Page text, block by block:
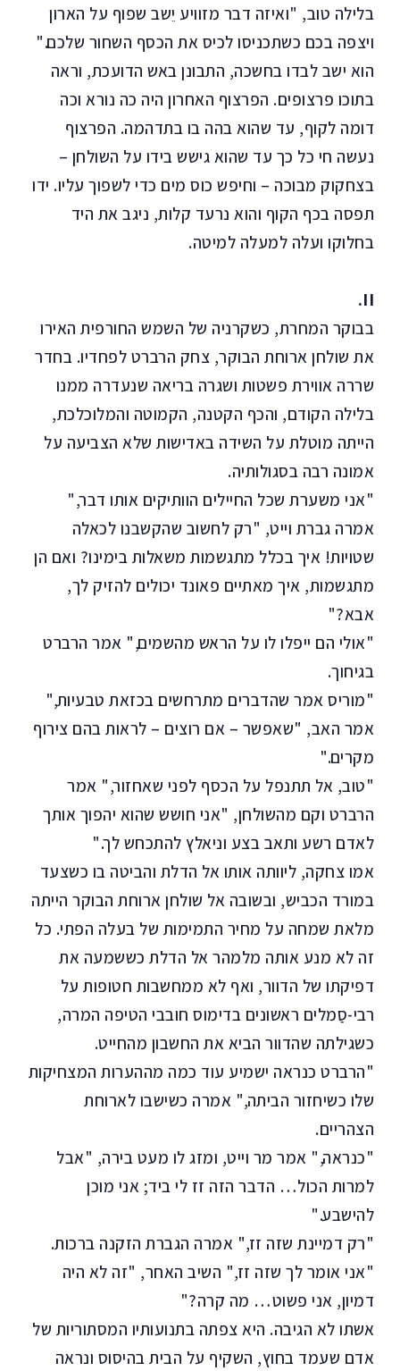
בלילה טוב, "ואיזה דבר מזוויע יֵשב שפוף על הארון
ויצפה בכם כשתכניסו לכיס את הכסף השחור שלכם."
הוא ישב לבדו בחשכה, התבונן באש הדועכת, וראה
בתוכו פרצופים. הפרצוף האחרון היה כה נורא וכה
דומה לקוף, עד שהוא בהה בו בתדהמה. הפרצוף
נעשה חי כל כך עד שהוא גישש בידו על השולחן –
בצחקוק מבוכה – וחיפש כוס מים כדי לשפוך עליו. ידו
תפסה בכף הקוף והוא נרעד קלות, ניגב את היד
בחלוקו ועלה למעלה למיטה.
II.
בבוקר המחרת, כשקרניה של השמש החורפית האירו
את שולחן ארוחת הבוקר, צחק הרברט לפחדיו. בחדר
שררה אווירת פשטות ושגרה בריאה שנעדרה ממנו
בלילה הקודם, והכף הקטנה, הקמוטה והמלוכלכת,
הייתה מוטלת על השידה באדישות שלא הצביעה על
אמונה רבה בסגולותיה.
"אני משערת שכל החיילים הוותיקים אותו דבר,"
אמרה גברת וייט, "רק לחשוב שהקשבנו לכאלה
שטויות! איך בכלל מתגשמות משאלות בימינו? ואם הן
מתגשמות, איך מאתיים פאונד יכולים להזיק לך,
אבא?"
"אולי הם ייפלו לו על הראש מהשמים," אמר הרברט
בגיחוך.
"מוריס אמר שהדברים מתרחשים בכזאת טבעיות,"
אמר האב, "שאפשר – אם רוצים – לראות בהם צירוף
מקרים."
"טוב, אל תתנפל על הכסף לפני שאחזור," אמר
הרברט וקם מהשולחן, "אני חושש שהוא יהפוך אותך
לאדם רשע ותאב בצע וניאלץ להתכחש לך."
אמו צחקה, ליוותה אותו אל הדלת והביטה בו כשצעד
במורד הכביש, ובשובה אל שולחן ארוחת הבוקר הייתה
מלאת שמחה על מחיר התמימות של בעלה הפתי. כל
זה לא מנע אותה מלמהר אל הדלת כששמעה את
דפיקתו של הדוור, ואף לא ממחשבות חטופות על
רבי-סַמלים ראשונים בדימוס חובבי הטיפה המרה,
כשגילתה שהדוור הביא את החשבון מהחייט.
"הרברט כנראה ישמיע עוד כמה מההערות המצחיקות
שלו כשיחזור הביתה," אמרה כשישבו לארוחת
הצהריים.
"כנראה," אמר מר וייט, ומזג לו מעט בירה, "אבל
למרות הכול… הדבר הזה זז לי ביד; אני מוכן
להישבע."
"רק דמיינת שזה זז," אמרה הגברת הזקנה ברכות.
"אני אומר לך שזה זז," השיב האחר, "זה לא היה
דמיון, אני פשוט… מה קרה?"
אשתו לא הגיבה. היא צפתה בתנועותיו המסתוריות של
אדם שעמד בחוץ, השקיף על הבית בהיסוס ונראה